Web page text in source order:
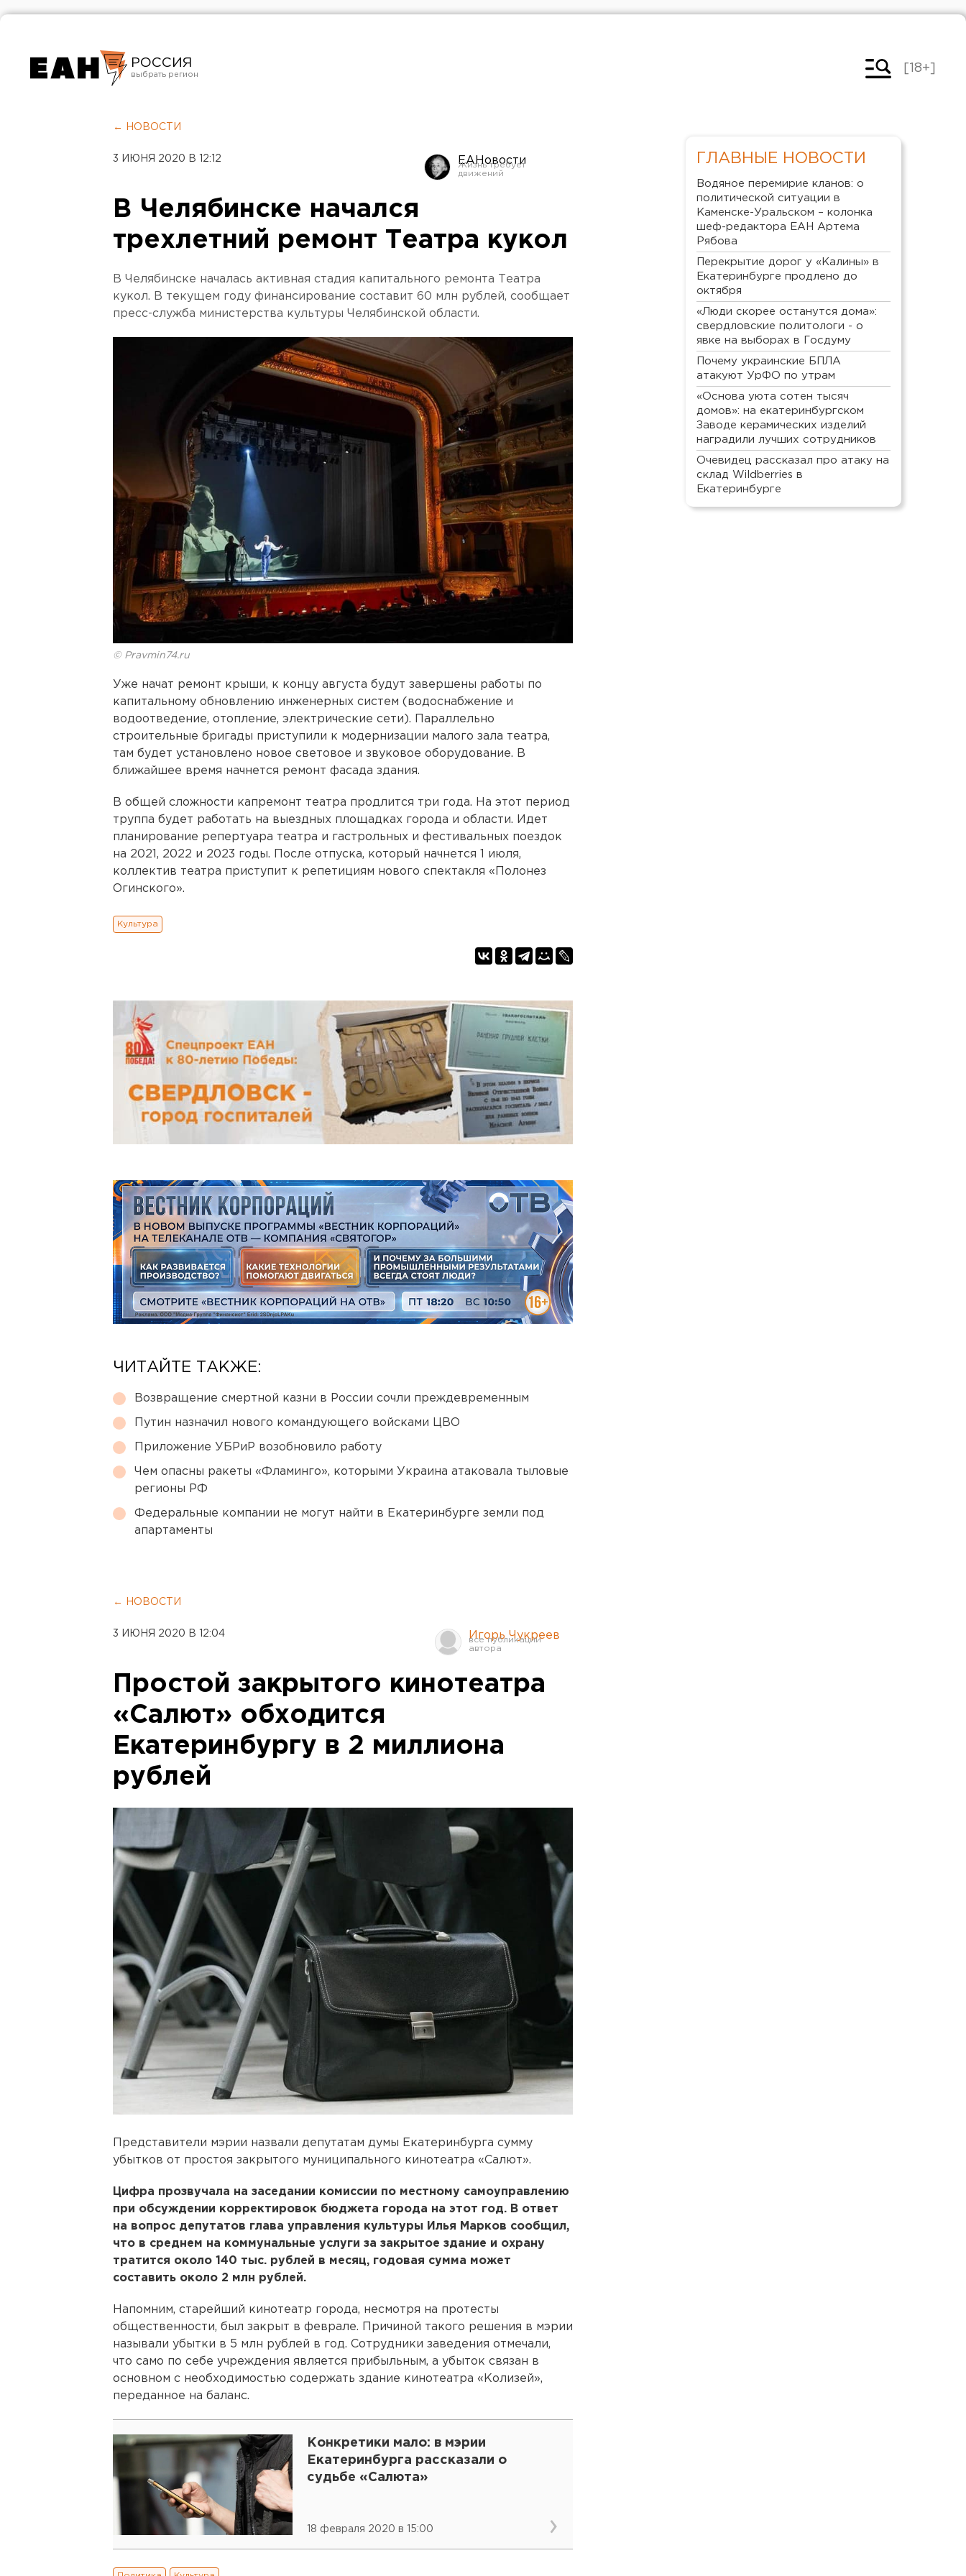
РОССИЯ
Челябинск
[18+]
← НОВОСТИ
3 ИЮНЯ 2020 В 12:12 ЕАНовости
В Челябинске начался
трехлетний ремонт Театра кукол
В Челябинске началась активная стадия капитального ремонта Театра
кукол. В текущем году финансирование составит 60 млн рублей, сообщает
пресс-служба министерства культуры Челябинской области.
© Pravmin74.ru
Уже начат ремонт крыши, к концу августа будут завершены работы по
капитальному обновлению инженерных систем (водоснабжение и
водоотведение, отопление, электрические сети). Параллельно
строительные бригады приступили к модернизации малого зала театра,
там будет установлено новое световое и звуковое оборудование. В
ближайшее время начнется ремонт фасада здания.
В общей сложности капремонт театра продлится три года. На этот период
труппа будет работать на выездных площадках города и области. Идет
планирование репертуара театра и гастрольных и фестивальных поездок
на 2021, 2022 и 2023 годы. После отпуска, который начнется 1 июля,
коллектив театра приступит к репетициям нового спектакля «Полонез
Огинского».
Культура
ЧИТАЙТЕ ТАКЖЕ:
Возвращение смертной казни в России сочли преждевременным
Путин назначил нового командующего войсками ЦВО
Приложение УБРиР возобновило работу
Чем опасны ракеты «Фламинго», которыми Украина атаковала тыловые
регионы РФ
Федеральные компании не могут найти в Екатеринбурге земли под
апартаменты
← НОВОСТИ
3 ИЮНЯ 2020 В 12:04 Игорь Чукреев
Простой закрытого кинотеатра
«Салют» обходится
Екатеринбургу в 2 миллиона
рублей
Представители мэрии назвали депутатам думы Екатеринбурга сумму
убытков от простоя закрытого муниципального кинотеатра «Салют».
Цифра прозвучала на заседании комиссии по местному самоуправлению
при обсуждении корректировок бюджета города на этот год. В ответ
на вопрос депутатов глава управления культуры Илья Марков сообщил,
что в среднем на коммунальные услуги за закрытое здание и охрану
тратится около 140 тыс. рублей в месяц, годовая сумма может
составить около 2 млн рублей.
Напомним, старейший кинотеатр города, несмотря на протесты
общественности, был закрыт в феврале. Причиной такого решения в мэрии
называли убытки в 5 млн рублей в год. Сотрудники заведения отмечали,
что само по себе учреждения является прибыльным, а убыток связан в
основном с необходимостью содержать здание кинотеатра «Колизей»,
переданное на баланс.
Конкретики мало: в мэрии
Екатеринбурга рассказали о
судьбе «Салюта»
18 февраля 2020 в 15:00
ГЛАВНЫЕ НОВОСТИ
Водяное перемирие кланов: о
политической ситуации в
Каменске-Уральском – колонка
шеф-редактора ЕАН Артема
Рябова
Перекрытие дорог у «Калины» в
Екатеринбурге продлено до
октября
«Люди скорее останутся дома»:
свердловские политологи - о
явке на выборах в Госдуму
Почему украинские БПЛА
атакуют УрФО по утрам
«Основа уюта сотен тысяч
домов»: на екатеринбургском
Заводе керамических изделий
наградили лучших сотрудников
Очевидец рассказал про атаку на
склад Wildberries в
Екатеринбурге